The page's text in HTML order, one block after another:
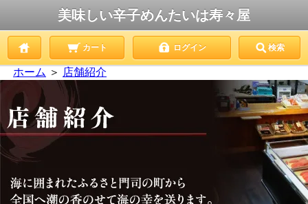
美味しい辛子めんたいは寿々屋
カート ログイン 検索
ホーム ＞ 店舗紹介